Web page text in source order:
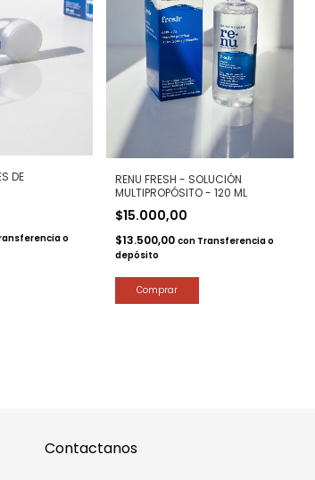
DE
o
RENU FRESH - SOLUCIÓN
MULTIPROPÓSITO - 120 ML
$15.000,00
$13.500,00 con Transferencia o
depósito
Contactanos